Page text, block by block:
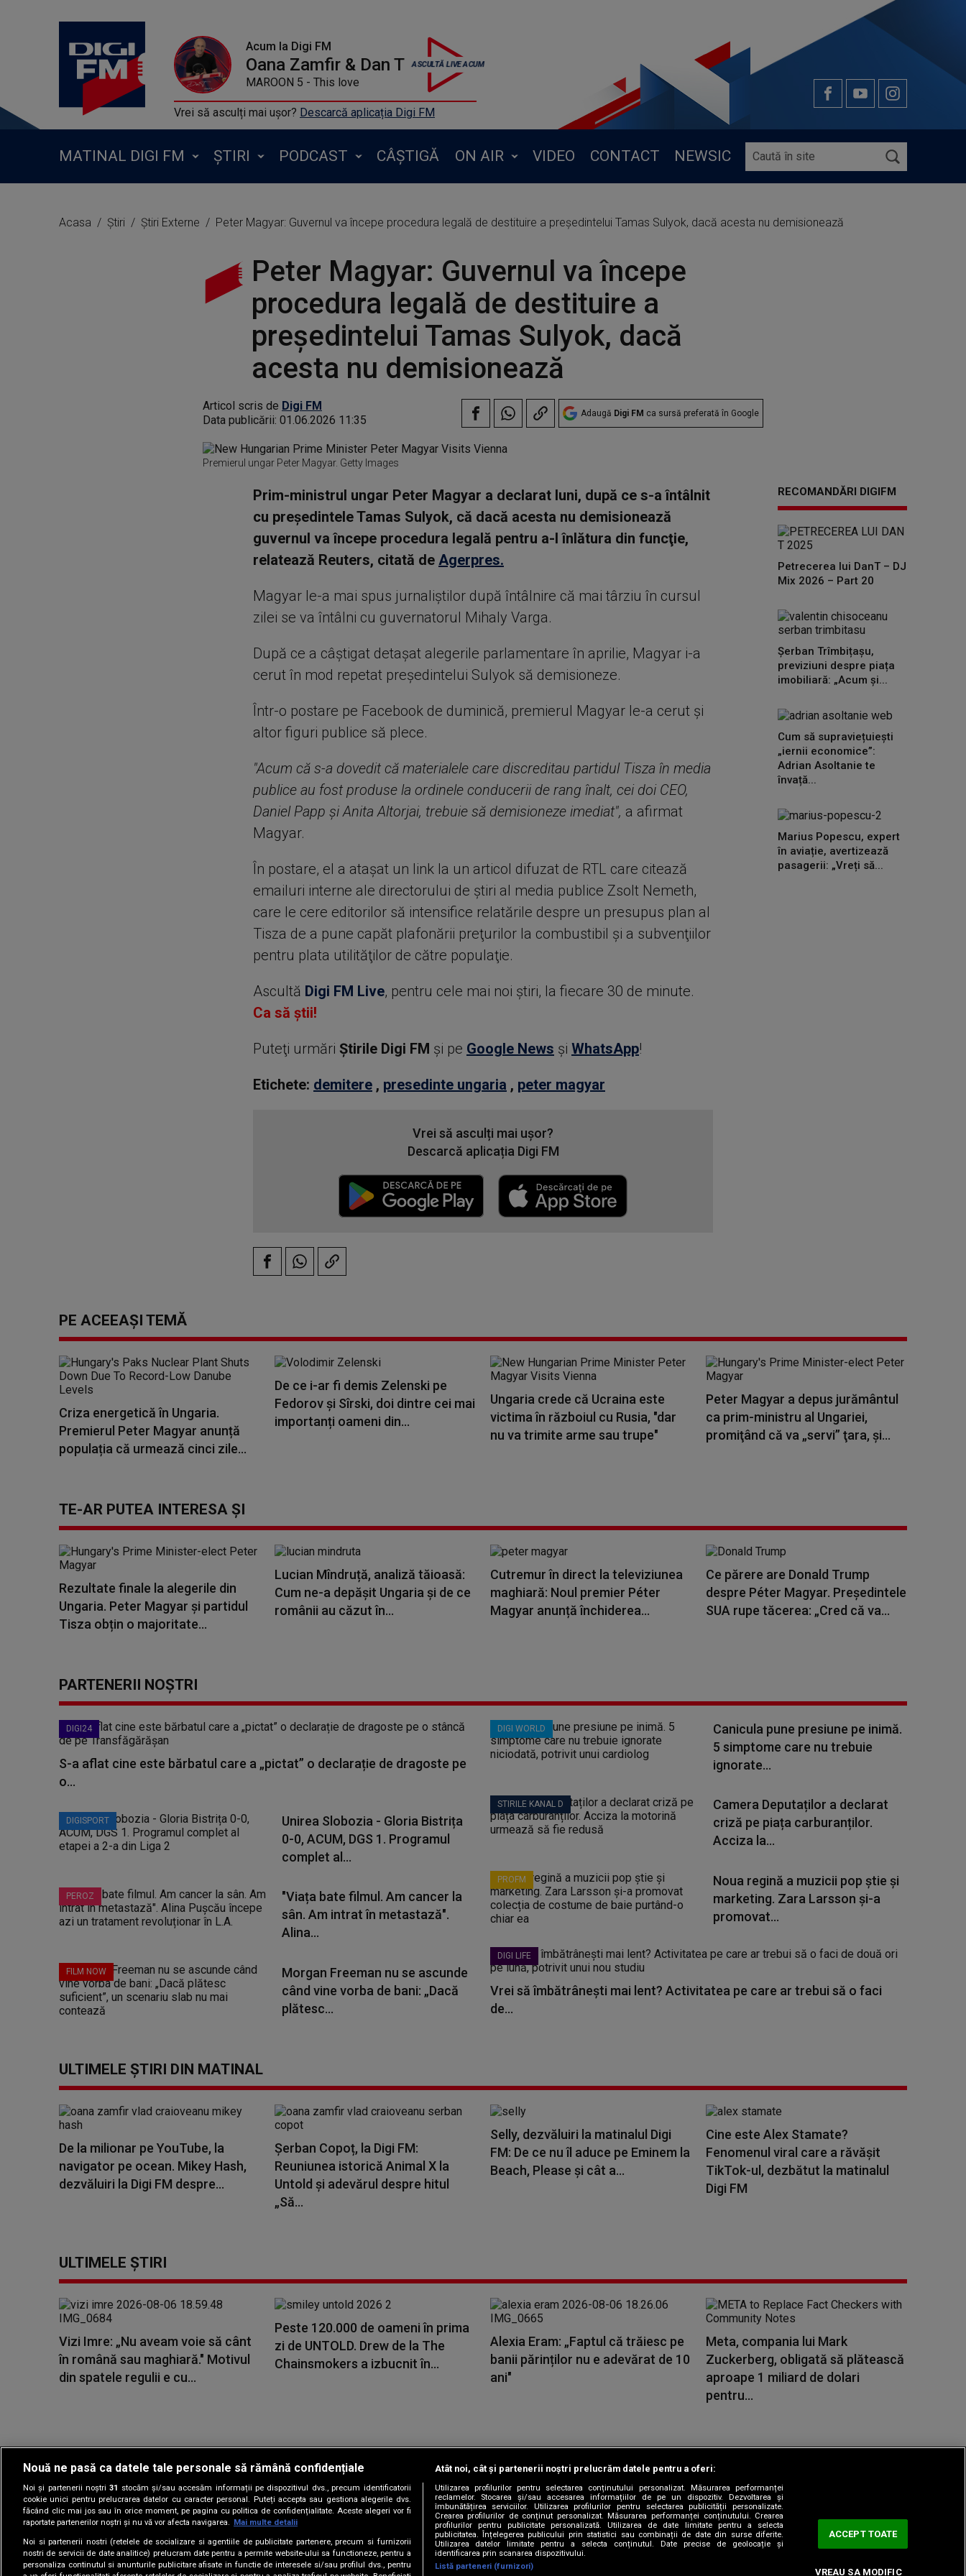
Acum la Digi FM
Oana Zamfir & Dan T
MAROON 5 - This love
Vrei să asculți mai ușor? Descarcă aplicația Digi FM
MATINAL DIGI FM ȘTIRI PODCAST CÂȘTIGĂ ON AIR VIDEO CONTACT NEWSIC
Acasa Știri Știri Externe Peter Magyar: Guvernul va începe procedura legală de destituire a preşedintelui Tamas Sulyok, dacă acesta nu demisionează
Peter Magyar: Guvernul va începe
procedura legală de destituire a
preşedintelui Tamas Sulyok, dacă
acesta nu demisionează
Articol scris de Digi FM
Data publicării: 01.06.2026 11:35 Adaugă Digi FM ca sursă preferată în Google
Premierul ungar Peter Magyar. Getty Images
Prim-ministrul ungar Peter Magyar a declarat luni, după ce s-a întâlnit
cu preşedintele Tamas Sulyok, că dacă acesta nu demisionează
guvernul va începe procedura legală pentru a-l înlătura din funcţie,
relatează Reuters, citată de Agerpres.
Magyar le-a mai spus jurnaliştilor după întâlnire că mai târziu în cursul
zilei se va întâlni cu guvernatorul Mihaly Varga.
După ce a câştigat detaşat alegerile parlamentare în aprilie, Magyar i-a
cerut în mod repetat preşedintelui Sulyok să demisioneze.
Într-o postare pe Facebook de duminică, premierul Magyar le-a cerut şi
altor figuri publice să plece.
"Acum că s-a dovedit că materialele care discreditau partidul Tisza în media
publice au fost produse la ordinele conducerii de rang înalt, cei doi CEO,
Daniel Papp şi Anita Altorjai, trebuie să demisioneze imediat", a afirmat
Magyar.
În postare, el a ataşat un link la un articol difuzat de RTL care citează
emailuri interne ale directorului de ştiri al media publice Zsolt Nemeth,
care le cere editorilor să intensifice relatările despre un presupus plan al
Tisza de a pune capăt plafonării preţurilor la combustibil şi a subvenţiilor
pentru plata utilităţilor de către populaţie.
Ascultă Digi FM Live, pentru cele mai noi știri, la fiecare 30 de minute.
Ca să știi!
Puteţi urmări Știrile Digi FM şi pe Google News şi WhatsApp!
Etichete: demitere, presedinte ungaria , peter magyar
Vrei să asculți mai ușor?
Descarcă aplicația Digi FM
RECOMANDĂRI DIGIFM
Petrecerea lui DanT – DJ
Mix 2026 – Part 20
Șerban Trîmbițașu,
previziuni despre piața
imobiliară: „Acum și...
Cum să supraviețuiești
„iernii economice”:
Adrian Asoltanie te
învață...
Marius Popescu, expert
în aviație, avertizează
pasagerii: „Vreți să...
PE ACEEAȘI TEMĂ
Criza energetică în Ungaria.
Premierul Peter Magyar anunță
populația că urmează cinci zile...
De ce i-ar fi demis Zelenski pe
Fedorov şi Sîrski, doi dintre cei mai
importanți oameni din...
Ungaria crede că Ucraina este
victima în războiul cu Rusia, "dar
nu va trimite arme sau trupe"
Peter Magyar a depus jurământul
ca prim-ministru al Ungariei,
promiţând că va „servi” ţara, şi...
TE-AR PUTEA INTERESA ȘI
Rezultate finale la alegerile din
Ungaria. Peter Magyar și partidul
Tisza obțin o majoritate...
Lucian Mîndruță, analiză tăioasă:
Cum ne-a depășit Ungaria și de ce
românii au căzut în...
Cutremur în direct la televiziunea
maghiară: Noul premier Péter
Magyar anunță închiderea...
Ce părere are Donald Trump
despre Péter Magyar. Președintele
SUA rupe tăcerea: „Cred că va...
PARTENERII NOȘTRI
DIGI24
S-a aflat cine este bărbatul care a „pictat” o declarație de dragoste pe
o...
DIGISPORT
Unirea Slobozia - Gloria Bistrița
0-0, ACUM, DGS 1. Programul
complet al...
PEROZ
"Viața bate filmul. Am cancer la
sân. Am intrat în metastază".
Alina...
FILM NOW
Morgan Freeman nu se ascunde
când vine vorba de bani: „Dacă
plătesc...
DIGI WORLD
Canicula pune presiune pe inimă.
5 simptome care nu trebuie
ignorate...
STIRILE KANAL D
Camera Deputaților a declarat
criză pe piața carburanților.
Acciza la...
PROFM
Noua regină a muzicii pop știe și
marketing. Zara Larsson și-a
promovat...
DIGI LIFE
Vrei să îmbătrânești mai lent? Activitatea pe care ar trebui să o faci
de...
ULTIMELE ȘTIRI DIN MATINAL
De la milionar pe YouTube, la
navigator pe ocean. Mikey Hash,
dezvăluiri la Digi FM despre...
Șerban Copoț, la Digi FM:
Reuniunea istorică Animal X la
Untold și adevărul despre hitul
„Să...
Selly, dezvăluiri la matinalul Digi
FM: De ce nu îl aduce pe Eminem la
Beach, Please și cât a...
Cine este Alex Stamate?
Fenomenul viral care a răvășit
TikTok-ul, dezbătut la matinalul
Digi FM
ULTIMELE ȘTIRI
Vizi Imre: „Nu aveam voie să cânt
în română sau maghiară." Motivul
din spatele regulii e cu...
Peste 120.000 de oameni în prima
zi de UNTOLD. Drew de la The
Chainsmokers a izbucnit în...
Alexia Eram: „Faptul că trăiesc pe
banii părinților nu e adevărat de 10
ani"
Meta, compania lui Mark
Zuckerberg, obligată să plătească
aproape 1 miliard de dolari
pentru...
Copyright © 2026 / DIGI ROMANIA S.A.
Gestionați preferințele|Termeni și condiții |Politica de confidențialitate|Contact/Info| Codul etic|Sitemap
Urmărește-ne și pe
Nouă ne pasă ca datele tale personale să rămână confidențiale
Noi și partenerii noștri31 stocăm și/sau accesăm informații pe dispozitivul dvs., precum identificatorii
cookie unici pentru prelucrarea datelor cu caracter personal. Puteți accepta sau gestiona alegerile dvs.
făcând clic mai jos sau în orice moment, pe pagina cu politica de confidențialitate. Aceste alegeri vor fi
raportate partenerilor noștri și nu vă vor afecta navigarea. Mai multe detalii
Noi si partenerii nostri (retelele de socializare si agentiile de publicitate partenere, precum si furnizorii
nostri de servicii de date analitice) prelucram date pentru a permite website-ului sa functioneze, pentru a
personaliza continutul si anunturile publicitare afisate in functie de interesele si/sau profilul dvs., pentru
Atât noi, cât și partenerii noștri prelucrăm datele pentru a oferi:
Utilizarea profilurilor pentru selectarea conținutului personalizat. Măsurarea performanței
reclamelor. Stocarea și/sau accesarea informațiilor de pe un dispozitiv. Dezvoltarea și
îmbunătățirea serviciilor. Utilizarea profilurilor pentru selectarea publicității personalizate.
Crearea profilurilor de conținut personalizat. Măsurarea performanței conținutului. Crearea
profilurilor pentru publicitate personalizată. Utilizarea de date limitate pentru a selecta
publicitatea. Înțelegerea publicului prin statistici sau combinații de date din surse diferite.
Utilizarea datelor limitate pentru a selecta conținutul. Date precise de geolocație și
identificarea prin scanarea dispozitivului.
Listă parteneri (furnizori)
ACCEPT TOATE
VREAU SA MODIFIC